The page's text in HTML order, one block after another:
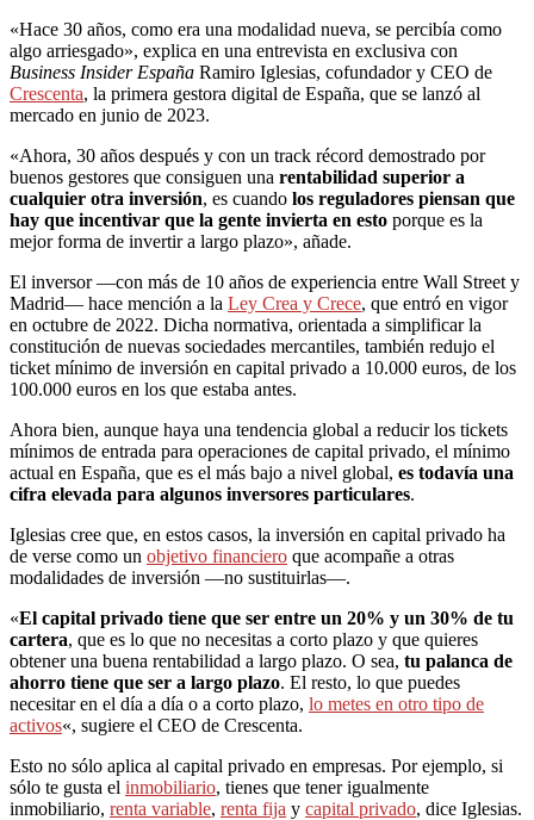
«Hace 30 años, como era una modalidad nueva, se percibía como
algo arriesgado», explica en una entrevista en exclusiva con
Business Insider España Ramiro Iglesias, cofundador y CEO de
Crescenta, la primera gestora digital de España, que se lanzó al
mercado en junio de 2023.
«Ahora, 30 años después y con un track récord demostrado por
buenos gestores que consiguen una rentabilidad superior a
cualquier otra inversión, es cuando los reguladores piensan que
hay que incentivar que la gente invierta en esto porque es la
mejor forma de invertir a largo plazo», añade.
El inversor —con más de 10 años de experiencia entre Wall Street y
Madrid— hace mención a la Ley Crea y Crece, que entró en vigor
en octubre de 2022. Dicha normativa, orientada a simplificar la
constitución de nuevas sociedades mercantiles, también redujo el
ticket mínimo de inversión en capital privado a 10.000 euros, de los
100.000 euros en los que estaba antes.
Ahora bien, aunque haya una tendencia global a reducir los tickets
mínimos de entrada para operaciones de capital privado, el mínimo
actual en España, que es el más bajo a nivel global, es todavía una
cifra elevada para algunos inversores particulares.
Iglesias cree que, en estos casos, la inversión en capital privado ha
de verse como un objetivo financiero que acompañe a otras
modalidades de inversión —no sustituirlas—.
«El capital privado tiene que ser entre un 20% y un 30% de tu
cartera, que es lo que no necesitas a corto plazo y que quieres
obtener una buena rentabilidad a largo plazo. O sea, tu palanca de
ahorro tiene que ser a largo plazo. El resto, lo que puedes
necesitar en el día a día o a corto plazo, lo metes en otro tipo de
activos«, sugiere el CEO de Crescenta.
Esto no sólo aplica al capital privado en empresas. Por ejemplo, si
sólo te gusta el inmobiliario, tienes que tener igualmente
inmobiliario, renta variable, renta fija y capital privado, dice Iglesias.